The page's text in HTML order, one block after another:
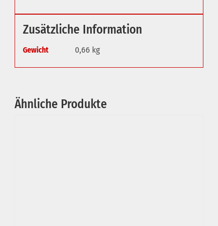
Zusätzliche Information
Gewicht 0,66 kg
Ähnliche Produkte